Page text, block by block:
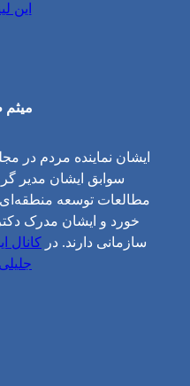
این
میثم
ایشان نماینده مردم در
سوابق ایشان مدیر
مطالعات توسعه
خورد و ایشان مدرک
سازمانی دارند. در کانال
جلیلی